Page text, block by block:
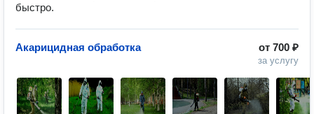
быстро.
от 700 ₽
за услугу
Акарицидная обработка